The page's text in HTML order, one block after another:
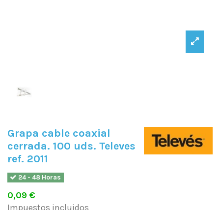
Grapa cable coaxial
cerrada. 100 uds. Televes
ref. 2011
24 - 48 Horas
0,09 €
Impuestos incluidos